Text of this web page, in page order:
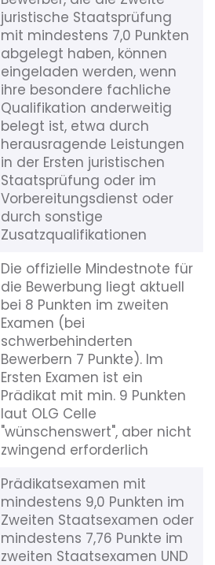
juristische Staatsprüfung
mit mindestens 7,0 Punkten
abgelegt haben, können
eingeladen werden, wenn
ihre besondere fachliche
Qualifikation anderweitig
belegt ist, etwa durch
herausragende Leistungen
in der Ersten juristischen
Staatsprüfung oder im
Vorbereitungsdienst oder
durch sonstige
Zusatzqualifikationen
Die offizielle Mindestnote für
die Bewerbung liegt aktuell
bei 8 Punkten im zweiten
Examen (bei
schwerbehinderten
Bewerbern 7 Punkte). Im
Ersten Examen ist ein
Prädikat mit min. 9 Punkten
laut OLG Celle
"wünschenswert", aber nicht
zwingend erforderlich
Prädikatsexamen mit
mindestens 9,0 Punkten im
Zweiten Staatsexamen oder
mindestens 7,76 Punkte im
zweiten Staatsexamen UND